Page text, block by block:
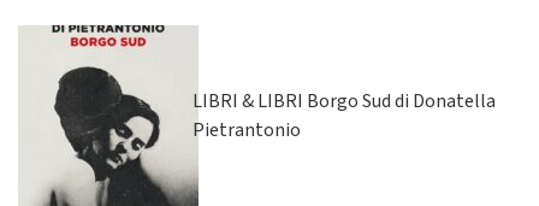
LIBRI & LIBRI Borgo Sud di Donatella
Pietrantonio